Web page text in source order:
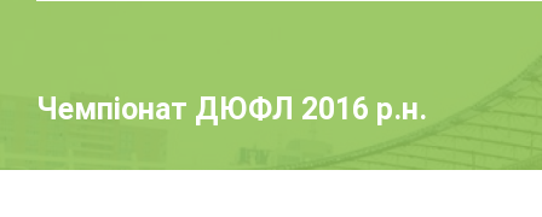
Чемпіонат ДЮФЛ 2016 р.н.